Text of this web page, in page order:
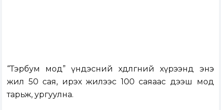
“Тэрбум мод” үндэсний хөдөлгөөний хүрээнд энэ
жил 50 сая, ирэх жилээс 100 саяаас дээш мод
тарьж, ургуулна.